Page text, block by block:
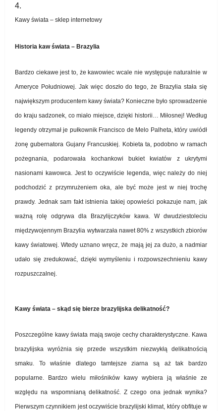
Kawy świata – sklep internetowy
Historia kaw świata – Brazylia
Bardzo ciekawe jest to, że kawowiec wcale nie występuje naturalnie w
Ameryce Południowej. Jak więc doszło do tego, że Brazylia stała się
największym producentem kawy świata? Konieczne było sprowadzenie
do kraju sadzonek, co miało miejsce, dzięki historii… Miłosnej! Według
legendy otrzymał je pułkownik Francisco de Melo Palheta, który uwiódł
żonę gubernatora Gujany Francuskiej. Kobieta ta, podobno w ramach
pożegnania, podarowała kochankowi bukiet kwiatów z ukrytymi
nasionami kawowca. Jest to oczywiście legenda, więc należy do niej
podchodzić z przymrużeniem oka, ale być może jest w niej trochę
prawdy. Jednak sam fakt istnienia takiej opowieści pokazuje nam, jak
ważną rolę odgrywa dla Brazylijczyków kawa. W dwudziestoleciu
międzywojennym Brazylia wytwarzała nawet 80% z wszystkich zbiorów
kawy światowej. Wtedy uznano wręcz, że mają jej za dużo, a nadmiar
udało się zredukować, dzięki wymyśleniu i rozpowszechnieniu kawy
rozpuszczalnej.
Kawy świata – skąd się bierze brazylijska delikatność?
Poszczególne kawy świata mają swoje cechy charakterystyczne. Kawa
brazylijska wyróżnia się przede wszystkim niezwykłą delikatnością
smaku. To właśnie dlatego tamtejsze ziarna są aż tak bardzo
popularne. Bardzo wielu miłośników kawy wybiera ją właśnie ze
względu na wspomnianą delikatność. Z czego ona jednak wynika?
Pierwszym czynnikiem jest oczywiście brazylijski klimat, który obfituje w